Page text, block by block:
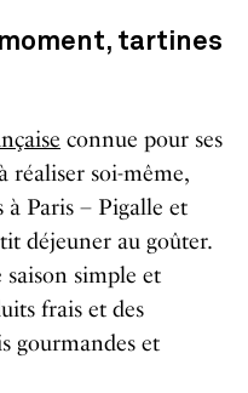
tartines
connue pour ses
réaliser soi-même,
à Paris – Pigalle et
déjeuner au goûter.
simple et
frais et des
gourmandes et